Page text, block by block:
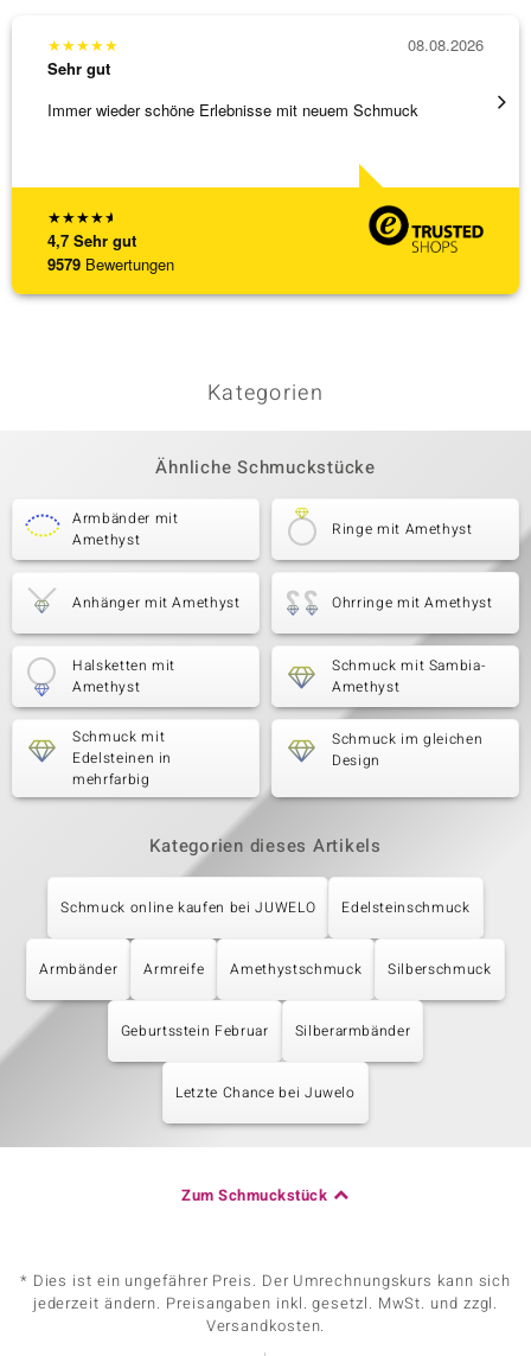
★★★★★
4,7 Sehr gut
9579 Bewertungen
★★★★★
Sehr gut
Immer wieder schöne Erlebnisse mit neuem Schmuck
08.08.2026
Kategorien
Ähnliche Schmuckstücke
Armbänder mit
Amethyst
Ringe mit Amethyst
Anhänger mit Amethyst Ohrringe mit Amethyst
Halsketten mit
Amethyst
Schmuck mit Sambia-
Amethyst
Schmuck mit
Edelsteinen in
mehrfarbig
Schmuck im gleichen
Design
Kategorien dieses Artikels
Schmuck online kaufen bei JUWELO Edelsteinschmuck
Armbänder Armreife Amethystschmuck Silberschmuck
Geburtsstein Februar Silberarmbänder
Letzte Chance bei Juwelo
Zum Schmuckstück
* Dies ist ein ungefährer Preis. Der Umrechnungskurs kann sich
jederzeit ändern. Preisangaben inkl. gesetzl. MwSt. und zzgl.
Versandkosten.